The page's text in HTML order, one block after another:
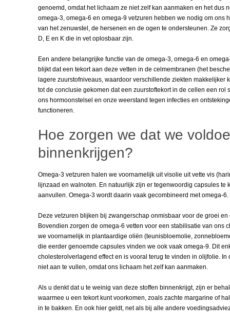
genoemd, omdat het lichaam ze niet zelf kan aanmaken en het dus
omega-3, omega-6 en omega-9 vetzuren hebben we nodig om ons
van het zenuwstel, de hersenen en de ogen te ondersteunen. Ze
D, E en K die in vet oplosbaar zijn.
Een andere belangrijke functie van de omega-3, omega-6 en
blijkt dat een tekort aan deze vetten in de celmembranen (het
lagere zuurstofniveaus, waardoor verschillende ziekten
tot de conclusie gekomen dat een zuurstoftekort in de cellen een
ons hormoonstelsel en onze weerstand tegen infecties en
functioneren.
Hoe zorgen we dat we
binnenkrijgen?
Omega-3 vetzuren halen we voornamelijk uit visolie uit vette vis
lijnzaad en walnoten. En natuurlijk zijn er tegenwoordig capsules
aanvullen. Omega-3 wordt daarin vaak gecombineerd met omega-6.
Deze vetzuren blijken bij zwangerschap onmisbaar voor de groei
Bovendien zorgen de omega-6 vetten voor een stabilisatie van ons
we voornamelijk in plantaardige oliën (teunisbloemolie,
die eerder genoemde capsules vinden we ook vaak omega-9. Dit
cholesterolverlagend effect en is vooral terug te vinden in olijfolie.
niet aan te vullen, omdat ons lichaam het zelf kan aanmaken.
Als u denkt dat u te weinig van deze stoffen binnenkrijgt, zijn er
waarmee u een tekort kunt voorkomen, zoals zachte margarine of
in te bakken. En ook hier geldt, net als bij alle andere